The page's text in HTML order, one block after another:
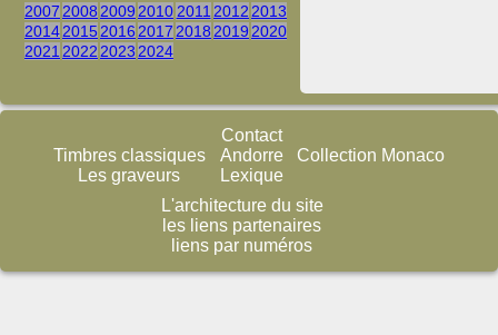
2007200820092010201120122013
2014201520162017201820192020
2021202220232024
Timbres classiques
Les graveurs
Contact
Andorre
Lexique
Collection Monaco
L'architecture du site
les liens partenaires
liens par numéros